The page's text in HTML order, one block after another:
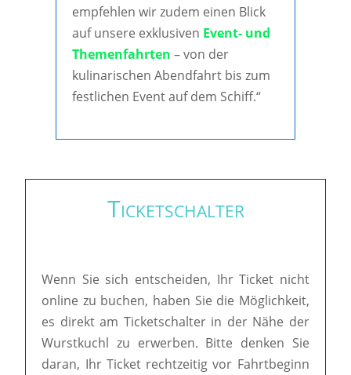
empfehlen wir zudem einen Blick
auf unsere exklusiven Event- und
Themenfahrten – von der
kulinarischen Abendfahrt bis zum
festlichen Event auf dem Schiff.“
Ticketschalter
Wenn Sie sich entscheiden, Ihr Ticket nicht
online zu buchen, haben Sie die Möglichkeit,
es direkt am Ticketschalter in der Nähe der
Wurstkuchl zu erwerben. Bitte denken Sie
daran, Ihr Ticket rechtzeitig vor Fahrtbeginn